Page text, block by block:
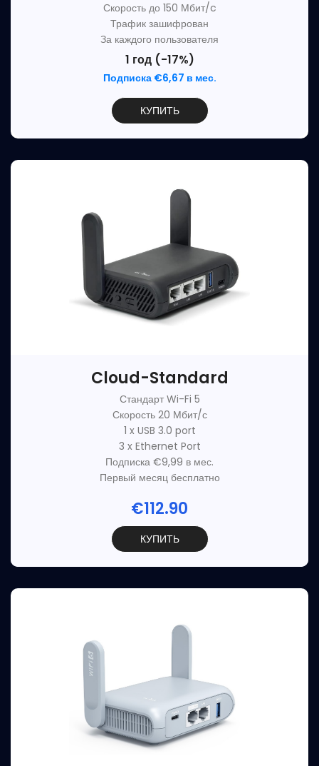
Скорость до 150 Мбит/c
Трафик зашифрован
За каждого пользователя
1 год (-17%)
Подписка €6,67 в мес.
КУПИТЬ
Cloud-Standard
Стандарт Wi-Fi 5
Скорость 20 Мбит/с
1 x USB 3.0 port
3 x Ethernet Port
Подписка €9,99 в мес.
Первый месяц бесплатно
€112.90
КУПИТЬ